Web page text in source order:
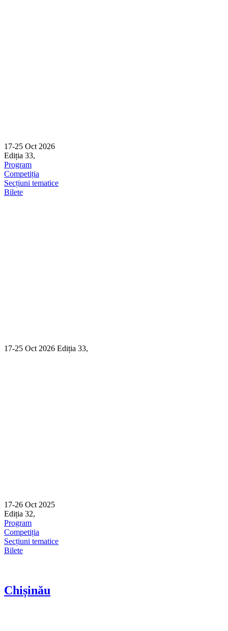
17-25 Oct 2026
Ediția 33,
Program
Competiția
Secțiuni tematice
Bilete
17-25 Oct 2026 Ediția 33,
17-26 Oct 2025
Ediția 32,
Program
Competiția
Secțiuni tematice
Bilete
Chișinău